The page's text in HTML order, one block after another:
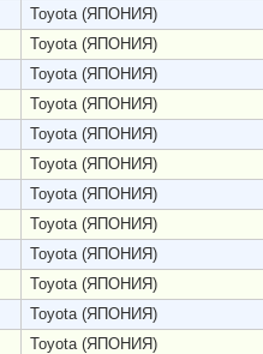
Toyota (ЯПОНИЯ)
Toyota (ЯПОНИЯ)
Toyota (ЯПОНИЯ)
Toyota (ЯПОНИЯ)
Toyota (ЯПОНИЯ)
Toyota (ЯПОНИЯ)
Toyota (ЯПОНИЯ)
Toyota (ЯПОНИЯ)
Toyota (ЯПОНИЯ)
Toyota (ЯПОНИЯ)
Toyota (ЯПОНИЯ)
Toyota (ЯПОНИЯ)